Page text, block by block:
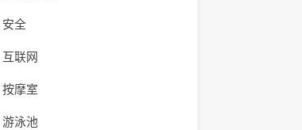
安全
互联网
按摩室
游泳池